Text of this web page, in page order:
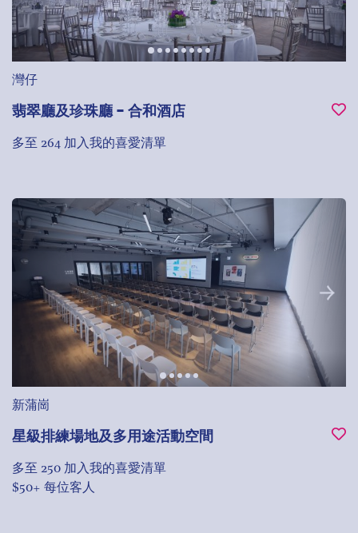
灣仔
翡翠廳及珍珠廳 - 合和酒店
多至 264 加入我的喜愛清單
新蒲崗
星級排練場地及多用途活動空間
多至 250 加入我的喜愛清單
$50+ 每位客人